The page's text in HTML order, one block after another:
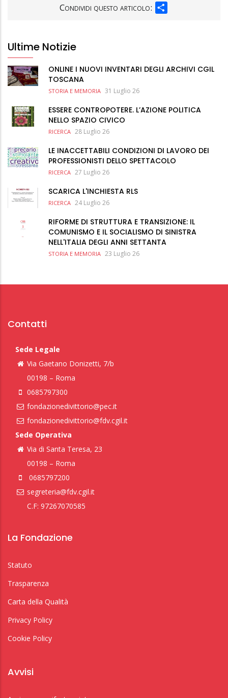
Condividi questo articolo:
Ultime Notizie
ONLINE I NUOVI INVENTARI DEGLI ARCHIVI CGIL
TOSCANA
STORIA E MEMORIA 31 Luglio 26
ESSERE CONTROPOTERE. L’AZIONE POLITICA
NELLO SPAZIO CIVICO
RICERCA 28 Luglio 26
LE INACCETTABILI CONDIZIONI DI LAVORO DEI
PROFESSIONISTI DELLO SPETTACOLO
RICERCA 27 Luglio 26
SCARICA L'INCHIESTA RLS
RICERCA 24 Luglio 26
RIFORME DI STRUTTURA E TRANSIZIONE: IL
COMUNISMO E IL SOCIALISMO DI SINISTRA
NELL'ITALIA DEGLI ANNI SETTANTA
STORIA E MEMORIA 23 Luglio 26
Contatti
Sede Legale
Via Gaetano Donizetti, 7/b
00198 – Roma
0685797300
fondazionedivittorio@pec.it
fondazionedivittorio@fdv.cgil.it
Sede Operativa
Via di Santa Teresa, 23
00198 – Roma
0685797200
segreteria@fdv.cgil.it
C.F: 97267070585
La Fondazione
Statuto
Trasparenza
Carta della Qualità
Privacy Policy
Cookie Policy
Avvisi